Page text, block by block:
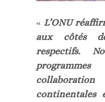
« L’ONU
aux côtés
respectifs.
continentales